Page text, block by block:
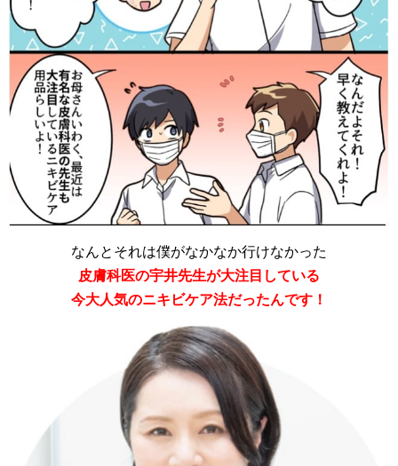
なんとそれは僕がなかなか行けなかった
皮膚科医の宇井先生が大注目している
今大人気のニキビケア法だったんです！